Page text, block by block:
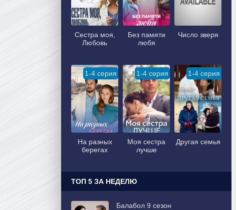
Сестра моя,
Любовь
Без памяти
любя
Число зверя
1-4 серия
На разных
берегах
1-4 серия
Моя сестра
лучше
1-4 серия
Другая семья
ТОП 5 ЗА НЕДЕЛЮ
Балабол 9 сезон